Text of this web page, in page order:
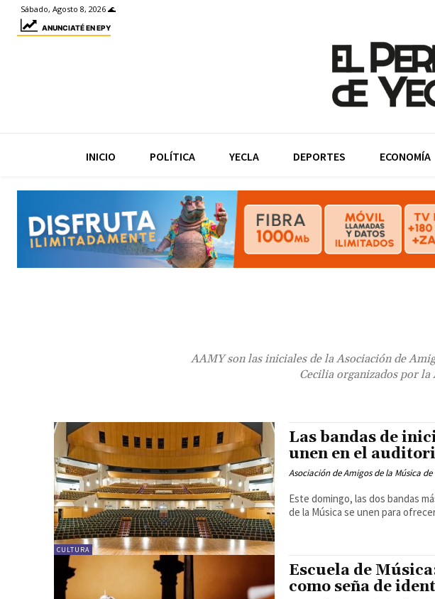
Sábado, Agosto 8, 2026 🌊
ANUNCIATÉ EN EPY
INICIO POLÍTICA YECLA DEPORTES ECONOMÍA
AAMY son las iniciales de la Asociación de
Cecilia organizados por la
CULTURA
Las bandas de
unen en el
Asociación de Amigos de la Música de
Este domingo, las dos bandas
de la Música se unen para
Escuela de
como seña de